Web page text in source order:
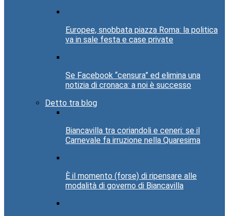
Europee, snobbata piazza Roma: la politica
va in sale festa e case private
Se Facebook “censura” ed elimina una
notizia di cronaca: a noi è successo
Detto tra blog
Biancavilla tra coriandoli e ceneri: se il
Carnevale fa irruzione nella Quaresima
È il momento (forse) di ripensare alle
modalità di governo di Biancavilla